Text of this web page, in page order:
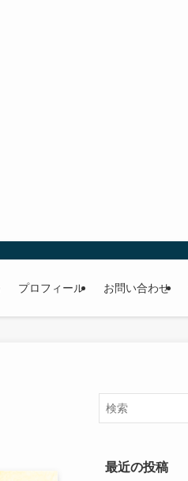
プロフィール お問い合わせ
最近の投稿